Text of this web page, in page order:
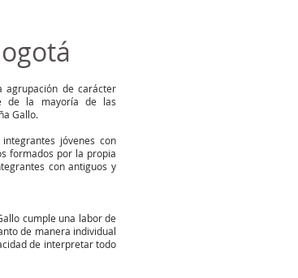
agrupación de carácter
de la mayoría de las
Gallo.
jóvenes con
formados por la propia
con antiguos y
cumple una labor de
de manera individual
de interpretar todo